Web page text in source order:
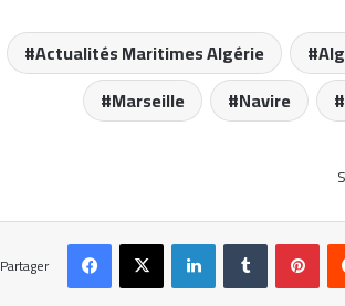
Actualités Maritimes Algérie
Marseille
Navire
Partager